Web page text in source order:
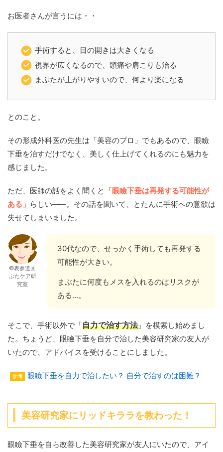
お医者さんが言うには・・
手術すると、目の開きは大きくなる
視界が広くなるので、頭痛や肩こりも治る
まぶたが上がりやすいので、何より楽になる
とのこと。
その形成外科医の先生は「美容のプロ」でもあるので、眼瞼
下垂を治すだけでなく、美しく仕上げてくれるのにも魅力を
感じました。
ただ、医師の話をよく聞くと
「眼瞼下垂は再発する可能性が
ある」 らしい——。その話を聞いて、とたんに手術への意欲は
失せてしまいました。
©表参道ま
ぶたケア研
究室
30代なので、せっかく手術しても再発する
可能性が大きい。
まぶたに何度もメスを入れるのはリスクが
ある...。
そこで、手術以外で「自力で治す方法」を模索し始めまし
た。ちょうど、眼瞼下垂を自分で治した美容研究家の友人が
いたので、アドバイスを受けることにしました。
参考 眼瞼下垂を自力で治したい？ 自分で治すのは困難？
美容研究家にリッドキララを教わった！
眼瞼下垂を自ら改善した美容研究家が友人にいたので、アイ